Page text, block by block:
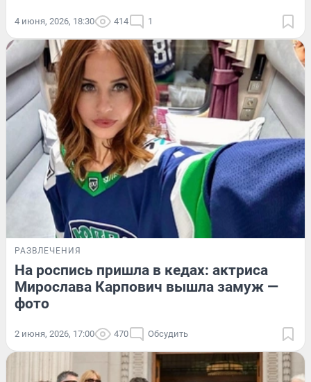
4 июня, 2026, 18:30 414 1
РАЗВЛЕЧЕНИЯ
На роспись пришла в кедах: актриса
Мирослава Карпович вышла замуж —
фото
2 июня, 2026, 17:00 470 Обсудить